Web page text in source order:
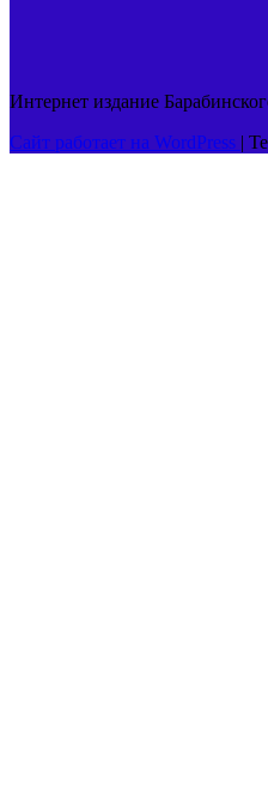
Интернет издание
Сайт работает на WordPress |